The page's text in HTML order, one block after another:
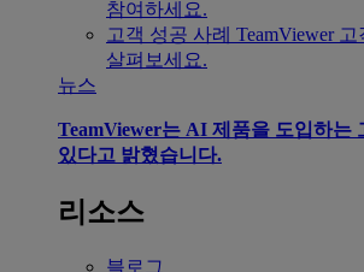
참여하세요.
고객 성공 사례 TeamViewer
살펴보세요.
뉴스
TeamViewer는 AI 제품을 도입하는
있다고 밝혔습니다.
리소스
블로그